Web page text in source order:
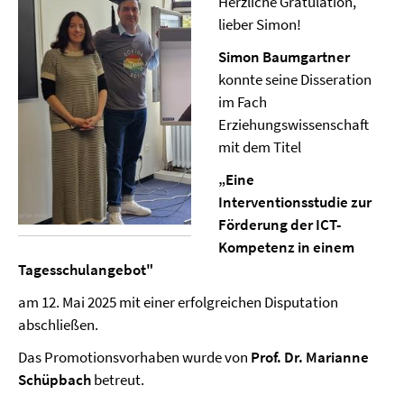
lieber Simon!
Simon Baumgartner
konnte seine Disseration
im Fach
Erziehungswissenschaft
mit dem Titel
„Eine
Interventionsstudie zur
Förderung der ICT-
Kompetenz in einem
Tagesschulangebot"
am 12. Mai 2025 mit einer erfolgreichen Disputation
abschließen.
Das Promotionsvorhaben wurde von Prof. Dr. Marianne
Schüpbachbetreut.